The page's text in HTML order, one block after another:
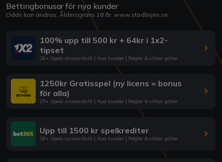
Bettingbonusar för nya kunder
Odds kan ändras. Åldersgräns 18 år. www.stödlinjen.se
100% upp till 500 kr + 64kr i 1x2-
tipset
18+ Spela ansvarsfullt | Nya kunder | Regler & villkor gäller
1250kr Gratisspel (ny licens = bonus
för alla)
25+ Spela ansvarsfullt | Nya kunder | Regler & villkor gäller
Upp till 1500 kr spelkrediter
18+ Spela ansvarsfullt | Nya kunder | Regler & villkor gäller